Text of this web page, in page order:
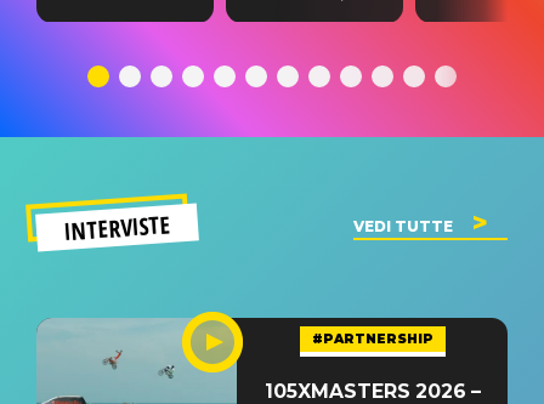
testo,
significato
traduzione e
del singolo
testo,
INTERVISTE VEDI TUTTE
#PARTNERSHIP
105XMASTERS 2026 –